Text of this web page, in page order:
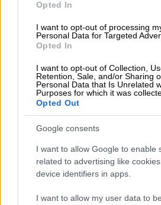
Opted In
I want to opt-out of processing
Personal Data for Targeted
Opted In
I want to opt-out of Collection,
Retention, Sale, and/or Sharing
Personal Data that Is Unrelated
Purposes for which it was
Opted Out
Google consents
I want to allow Google to enable
related to advertising like
device identifiers in apps.
I want to allow my user data to
Κάθε φορολογούμενος με
πραγματικό εισόδημα έτους
τις 5 βασικές πηγές,
συντάξεις, επιχειρηματική
αγροτικές εκμεταλλεύσεις
ακινήτων, πρέπει να έχει
κατά το χρονικό διάστημα
έως την 31η-12-2022
αγαθών και παροχή
ύψους ίσου με το 30% του
αυτού.